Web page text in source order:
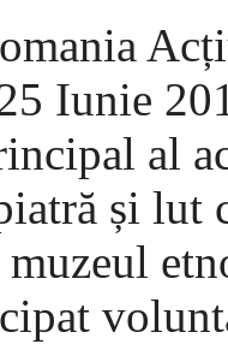
Iunie
al
și lut